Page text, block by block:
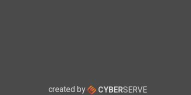
created by CYBERSERVE